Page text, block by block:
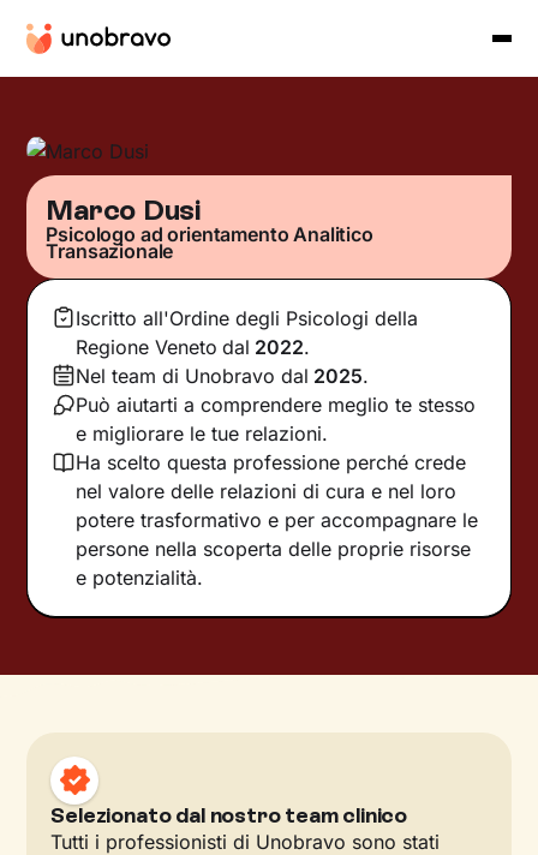
Marco Dusi
Psicologo ad orientamento Analitico
Transazionale
Iscritto all'Ordine degli Psicologi della
Regione Veneto dal 2022.
Nel team di Unobravo dal 2025.
Può aiutarti a comprendere meglio te stesso
e migliorare le tue relazioni.
Ha scelto questa professione perché crede
nel valore delle relazioni di cura e nel loro
potere trasformativo e per accompagnare le
persone nella scoperta delle proprie risorse
e potenzialità.
Selezionato dal nostro team clinico
Tutti i professionisti di Unobravo sono stati